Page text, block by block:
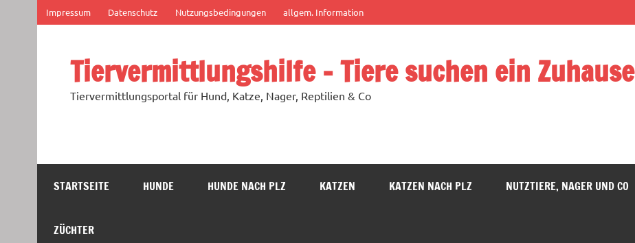
springen
Impressum Datenschutz Nutzungsbedingungen allgem. Information
Tiervermittlungshilfe – Tiere suchen ein Zuhause
Tiervermittlungsportal für Hund, Katze, Nager, Reptilien & Co
STARTSEITE HUNDE HUNDE NACH PLZ KATZEN KATZEN NACH PLZ NUTZTIERE, NAGER UND CO
ZÜCHTER